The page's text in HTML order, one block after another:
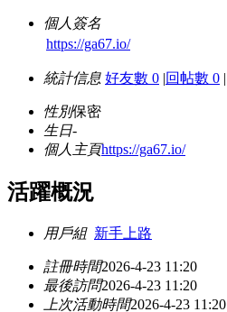
個人簽名
https://ga67.io/
統計信息 好友數 0 |回帖數 0 |
性別保密
生日-
個人主頁https://ga67.io/
活躍概況
用戶組 新手上路
註冊時間2026-4-23 11:20
最後訪問2026-4-23 11:20
上次活動時間2026-4-23 11:20